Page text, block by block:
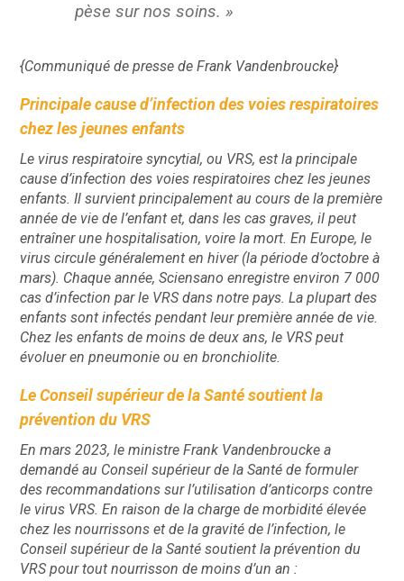
pèse sur nos soins. »
{Communiqué de presse de Frank Vandenbroucke}
Principale cause d’infection des voies respiratoires
chez les jeunes enfants
Le virus respiratoire syncytial, ou VRS, est la principale
cause d’infection des voies respiratoires chez les jeunes
enfants. Il survient principalement au cours de la première
année de vie de l’enfant et, dans les cas graves, il peut
entraîner une hospitalisation, voire la mort. En Europe, le
virus circule généralement en hiver (la période d’octobre à
mars). Chaque année, Sciensano enregistre environ 7 000
cas d’infection par le VRS dans notre pays. La plupart des
enfants sont infectés pendant leur première année de vie.
Chez les enfants de moins de deux ans, le VRS peut
évoluer en pneumonie ou en bronchiolite. ​
Le Conseil supérieur de la Santé soutient la
prévention du VRS
En mars 2023, le ministre Frank Vandenbroucke a
demandé au Conseil supérieur de la Santé de formuler
des recommandations sur l’utilisation d’anticorps contre
le virus VRS. En raison de la charge de morbidité élevée
chez les nourrissons et de la gravité de l’infection, le
Conseil supérieur de la Santé soutient la prévention du
VRS pour tout nourrisson de moins d’un an : ​